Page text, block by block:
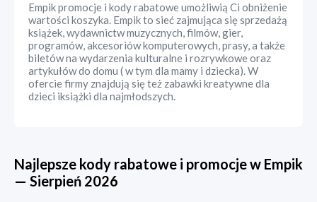
Empik promocje i kody rabatowe umożliwią Ci obniżenie
wartości koszyka. Empik to sieć zajmująca się sprzedażą
książek, wydawnictw muzycznych, filmów, gier,
programów, akcesoriów komputerowych, prasy, a także
biletów na wydarzenia kulturalne i rozrywkowe oraz
artykułów do domu ( w tym dla mamy i dziecka). W
ofercie firmy znajdują się też zabawki kreatywne dla
dzieci iksiążki dla najmłodszych.
Najlepsze kody rabatowe i promocje w Empik
— Sierpień 2026